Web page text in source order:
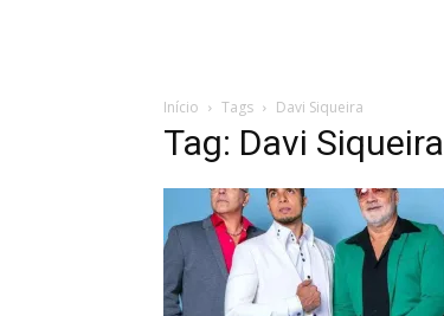
Início Tags Davi Siqueira
Tag: Davi Siqueira